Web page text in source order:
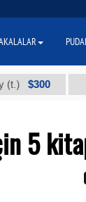
"А"
5